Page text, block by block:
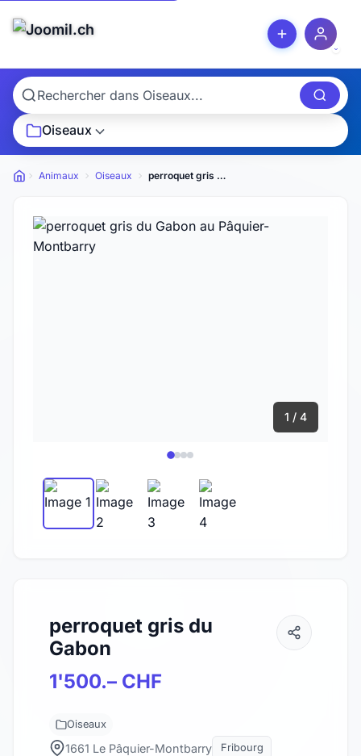
Oiseaux
Petites annonces
Animaux Oiseaux perroquet gris du Gabon
1 / 4
perroquet gris du
Gabon
1'500.– CHF
Oiseaux
1661 Le Pâquier-Montbarry Fribourg